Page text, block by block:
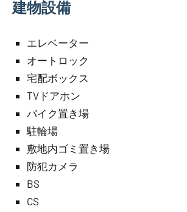
建物設備
エレベーター
オートロック
宅配ボックス
TVドアホン
バイク置き場
駐輪場
敷地内ゴミ置き場
防犯カメラ
BS
CS